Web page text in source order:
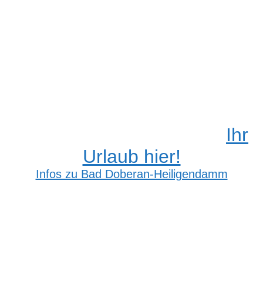
Ihr
Urlaub hier!
Infos zu Bad Doberan-Heiligendamm